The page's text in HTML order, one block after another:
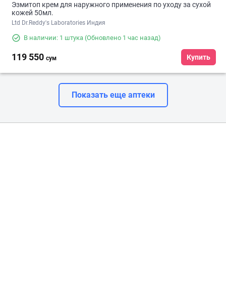
Эзмитоп крем для наружного применения по уходу за сухой
кожей 50мл.
Ltd Dr.Reddy's Laboratories Индия
В наличии: 1 штука (Обновлено 1 час назад)
119 550 сум Купить
Показать еще аптеки